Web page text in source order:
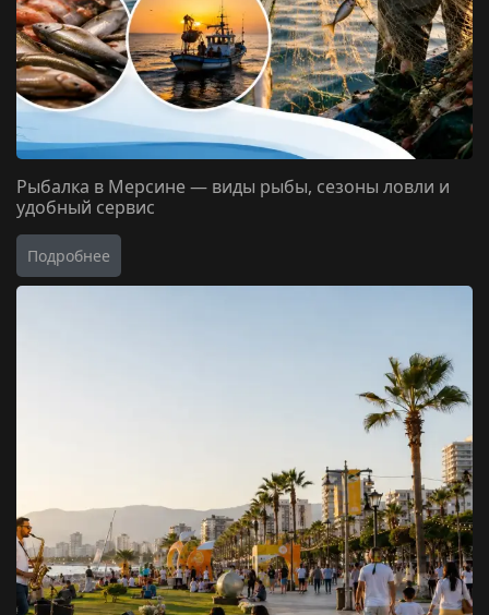
Рыбалка в Мерсине — виды рыбы, сезоны ловли и
удобный сервис
Подробнее